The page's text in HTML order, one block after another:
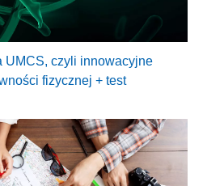
UMCS, czyli innowacyjne
fizycznej + test